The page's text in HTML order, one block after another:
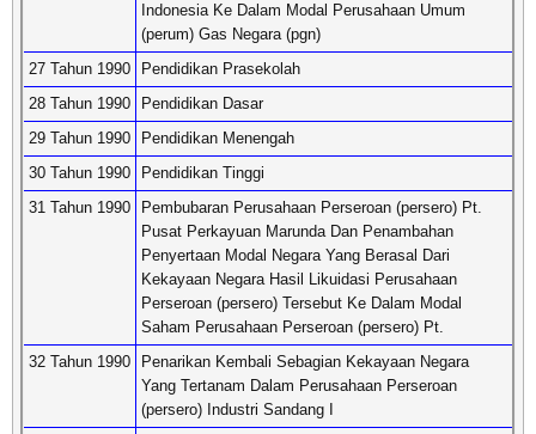
Indonesia Ke Dalam Modal Perusahaan Umum
(perum) Gas Negara (pgn)
27 Tahun 1990
Pendidikan Prasekolah
28 Tahun 1990
Pendidikan Dasar
29 Tahun 1990
Pendidikan Menengah
30 Tahun 1990
Pendidikan Tinggi
31 Tahun 1990
Pembubaran Perusahaan Perseroan (persero) Pt.
Pusat Perkayuan Marunda Dan Penambahan
Penyertaan Modal Negara Yang Berasal Dari
Kekayaan Negara Hasil Likuidasi Perusahaan
Perseroan (persero) Tersebut Ke Dalam Modal
Saham Perusahaan Perseroan (persero) Pt.
32 Tahun 1990
Penarikan Kembali Sebagian Kekayaan Negara
Yang Tertanam Dalam Perusahaan Perseroan
(persero) Industri Sandang I